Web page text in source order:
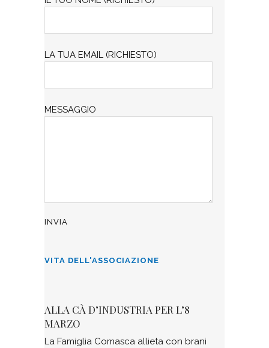
LA TUA EMAIL (RICHIESTO)
MESSAGGIO
VITA DELL'ASSOCIAZIONE
ALLA CÀ D’INDUSTRIA PER L’8
MARZO
La Famiglia Comasca allieta con brani